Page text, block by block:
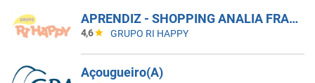
APRENDIZ - SHOPPING ANALIA FRANCO
4,6 GRUPO RI HAPPY
Açougueiro(A)